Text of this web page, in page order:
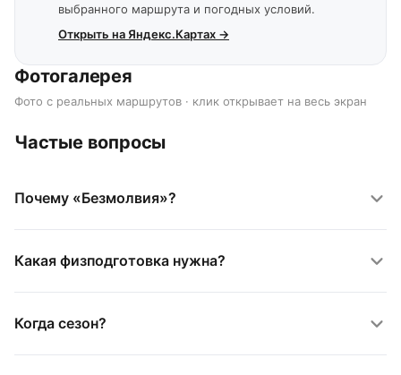
выбранного маршрута и погодных условий.
Открыть на Яндекс.Картах →
Фотогалерея
Фото с реальных маршрутов · клик открывает на весь экран
Частые вопросы
Почему «Безмолвия»?
Какая физподготовка нужна?
Когда сезон?